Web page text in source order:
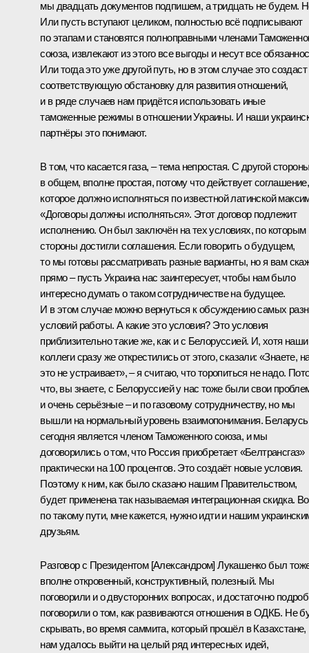
мы двадцать документов подпишем, а тридцать не будем.
Или пусть вступают целиком, полностью всё подписывают
по этапам и становятся полноправными членами
союза, извлекают из этого все выгоды и несут все
Или тогда это уже другой путь, но в этом случае это создаст
соответствующую обстановку для развития отношений,
и в ряде случаев нам придётся использовать иные
таможенные режимы в отношении Украины. И наши
партнёры это понимают.
В том, что касается газа, – тема непростая. С другой
в общем, вполне простая, потому что действует соглашение,
которое должно исполняться по известной латинской
«Договоры должны исполняться». Этот договор подлежит
исполнению. Он был заключён на тех условиях, по которым
стороны достигли соглашения. Если говорить о будущем,
то мы готовы рассматривать разные варианты, но я вам
прямо – пусть Украина нас заинтересует, чтобы нам было
интересно думать о таком сотрудничестве на будущее.
И в этом случае можно вернуться к обсуждению самых
условий работы. А какие это условия? Это условия
приблизительно такие же, как и с Белоруссией. И, хотя наши
коллеги сразу же открестились от этого, сказали: «Знаете,
это не устраивает», – я считаю, что торопиться не надо.
что, вы знаете, с Белоруссией у нас тоже были свои
и очень серьёзные – и по газовому сотрудничеству, но мы
вышли на нормальный уровень взаимопонимания. Беларусь
сегодня является членом Таможенного союза, и мы
договорились о том, что Россия приобретает «Белтрансгаз»
практически на 100 процентов. Это создаёт новые условия.
Поэтому к ним, как было сказано нашим Правительством,
будет применена так называемая интеграционная скидка.
по такому пути, мне кажется, нужно идти и нашим
друзьям.
Разговорс Президентом [Александром] Лукашенкобыл
вполне откровенный, конструктивный, полезный. Мы
поговорили и о двусторонних вопросах, и достаточно
поговорили о том, как развиваются отношения вОДКБ. Не
скрывать, во время саммита, который прошёл в Казахстане,
нам удалось выйти на целый ряд интересных идей,